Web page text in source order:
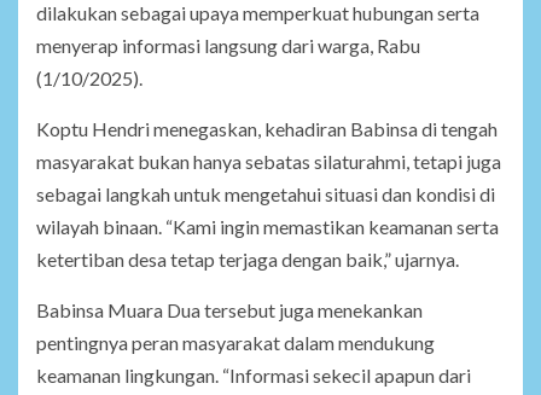
dilakukan sebagai upaya memperkuat hubungan serta
menyerap informasi langsung dari warga, Rabu
(1/10/2025).
Koptu Hendri menegaskan, kehadiran Babinsa di tengah
masyarakat bukan hanya sebatas silaturahmi, tetapi juga
sebagai langkah untuk mengetahui situasi dan kondisi di
wilayah binaan. “Kami ingin memastikan keamanan serta
ketertiban desa tetap terjaga dengan baik,” ujarnya.
Babinsa Muara Dua tersebut juga menekankan
pentingnya peran masyarakat dalam mendukung
keamanan lingkungan. “Informasi sekecil apapun dari